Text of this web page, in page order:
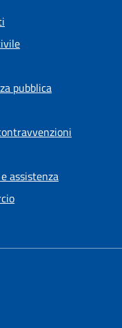
pubblica
assistenza